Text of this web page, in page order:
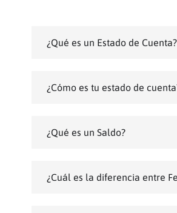
¿Qué es un Estado de Cuenta?
¿Cómo es tu estado de
¿Qué es un Saldo?
¿Cuál es la diferencia entre